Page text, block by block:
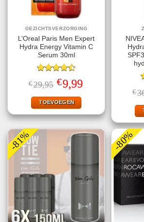
GEZICHTSVERZORGING
L’Oreal Paris Men Expert
Hydra Energy Vitamin C
Serum 30ml
Gewaardeerd
4.50uit 5
€29,95 Oorspronkelijke
prijs
was:
€29,95.
€9,99Huidige
prijs
TOEVOEGEN
€
-81% -80%